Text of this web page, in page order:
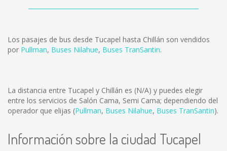
Los pasajes de bus desde Tucapel hasta Chillán son vendidos
por Pullman, Buses Nilahue, Buses TranSantin.
La distancia entre Tucapel y Chillán es (N/A) y puedes elegir
entre los servicios de Salón Cama, Semi Cama; dependiendo del
operador que elijas (Pullman, Buses Nilahue, Buses TranSantin).
Información sobre la ciudad Tucapel